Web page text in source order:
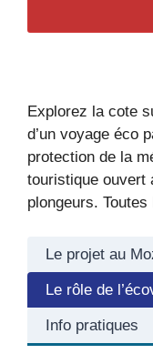
Explorez la cote
d’un voyage éco
protection de la
touristique ouvert
plongeurs. Toutes
Le projet au
Le rôle de
Info pratiques